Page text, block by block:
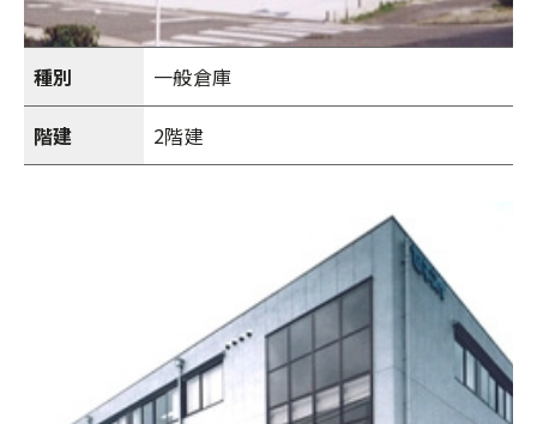
種別 一般倉庫
階建 2階建